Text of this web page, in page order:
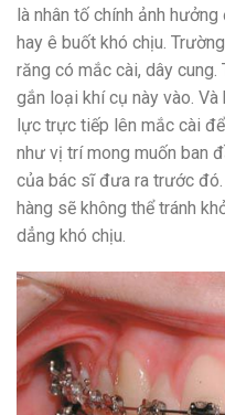
là nhân tố chính ảnh
hay ê buốt khó chịu.
răng có mắc cài, dây
gắn loại khí cụ này vào.
lực trực tiếp lên mắc cài
như vị trí mong muốn ban
của bác sĩ đưa ra trước
hàng sẽ không thể tránh
dẳng khó chịu.